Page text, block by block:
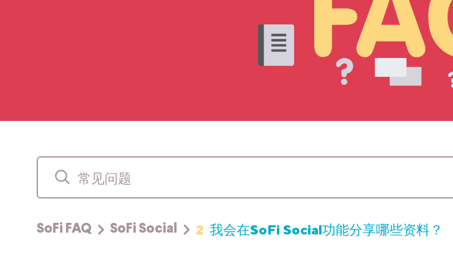
SoFi FAQ SoFi Social 2 我会在SoFi Social功能分享哪些资料？